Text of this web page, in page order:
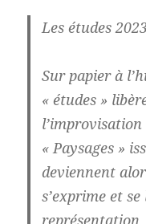
Les études
Sur papier à
« études »
l’improvisation
« Paysages »
deviennent
s’exprime et
représentation.